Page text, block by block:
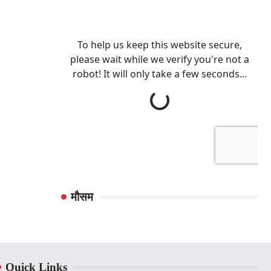
मौसम
Quick Links